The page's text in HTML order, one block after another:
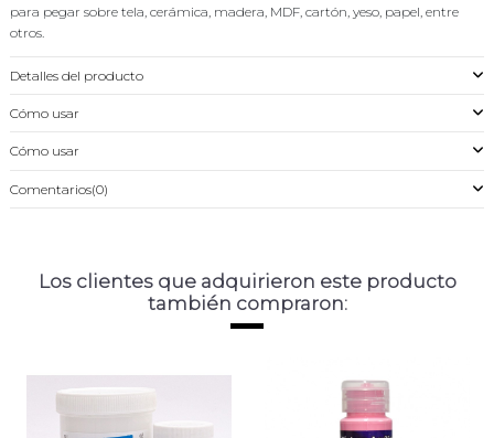
para pegar sobre tela, cerámica, madera, MDF, cartón, yeso, papel, entre
otros.
Detalles del producto
Cómo usar
Cómo usar
Comentarios(0)
Los clientes que adquirieron este producto
también compraron: